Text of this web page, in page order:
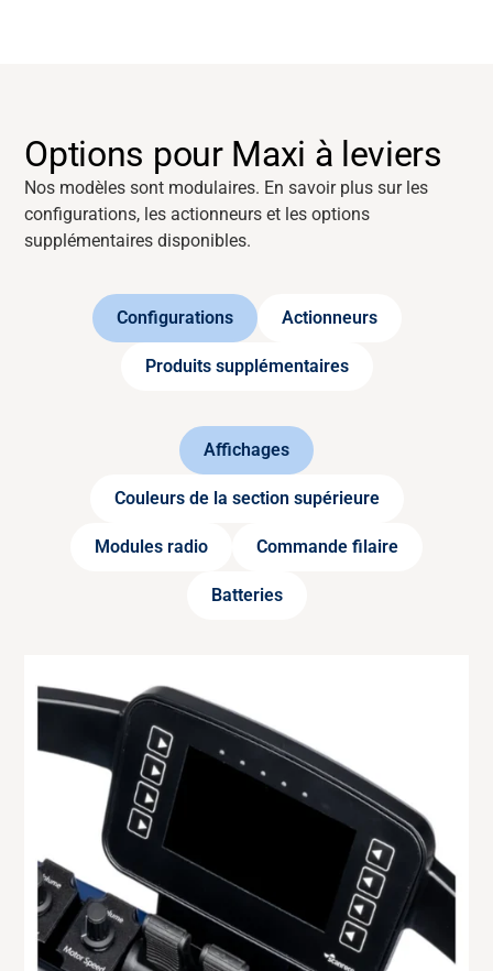
Options pour Maxi à leviers
Nos modèles sont modulaires. En savoir plus sur les
configurations, les actionneurs et les options
supplémentaires disponibles.
Configurations Actionneurs
Produits supplémentaires
Affichages
Couleurs de la section supérieure
Modules radio Commande filaire
Batteries
MODULE RADIO
433 MHz
Module de télécommande pour émetteur aux
fréquences européennes (433,050 – 434,775
MHz).